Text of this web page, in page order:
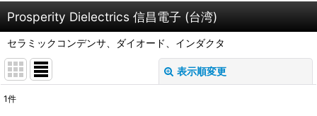
Prosperity Dielectrics 信昌電子 (台湾)
セラミックコンデンサ、ダイオード、インダクタ
表示順変更
1件